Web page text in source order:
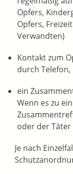
Opfers,
Opfers,
Verwandten)
Kontakt zum
durch Telefon,
ein
Wenn es zu
oder der
Je nach